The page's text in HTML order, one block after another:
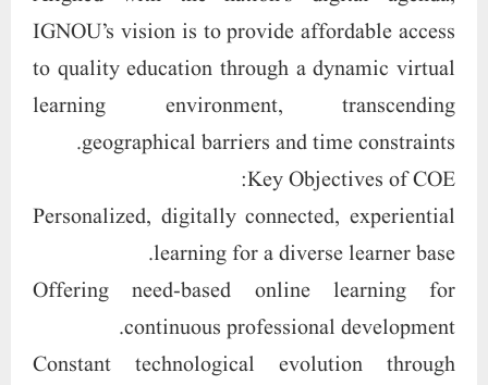
IGNOU’s vision is to provide affordable access
to quality education through a dynamic virtual
learning environment, transcending
geographical barriers and time constraints.
Key Objectives of COE:
Personalized, digitally connected, experiential
learning for a diverse learner base.
Offering need-based online learning for
continuous professional development.
Constant technological evolution through